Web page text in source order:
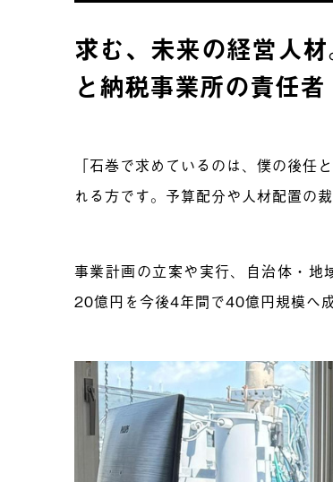
求む、未来の経営人
と納税事業所の責任者
「石巻で求めているのは、僕の後任
れる方です。予算配分や人材配置の
事業計画の立案や実行、自治体・地
20億円を今後4年間で40億円規模へ